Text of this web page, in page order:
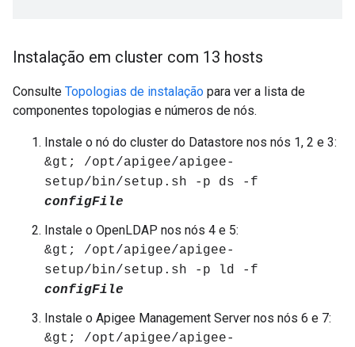
Instalação em cluster com 13 hosts
Consulte Topologias de instalação para ver a lista de
componentes topologias e números de nós.
Instale o nó do cluster do Datastore nos nós 1, 2 e 3:
&gt; /opt/apigee/apigee-
setup/bin/setup.sh -p ds -f
configFile
Instale o OpenLDAP nos nós 4 e 5:
&gt; /opt/apigee/apigee-
setup/bin/setup.sh -p ld -f
configFile
Instale o Apigee Management Server nos nós 6 e 7:
&gt; /opt/apigee/apigee-